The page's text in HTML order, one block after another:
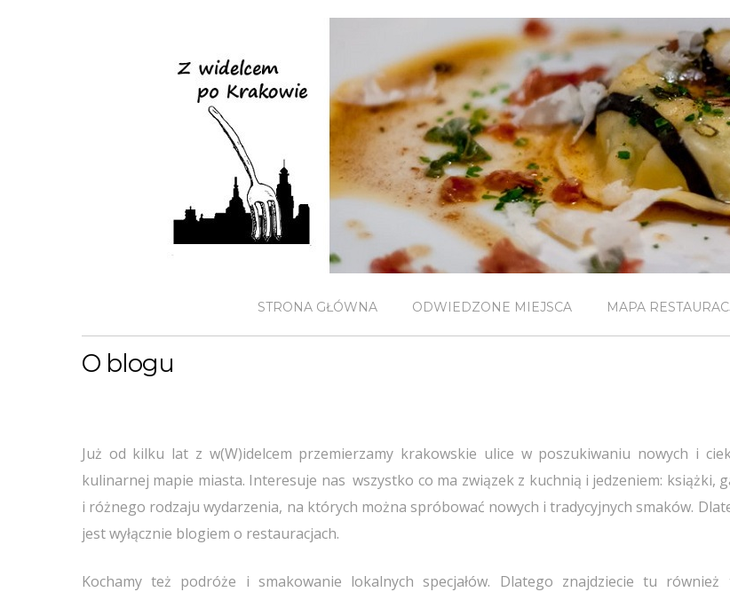
STRONA GŁÓWNA ODWIEDZONE MIEJSCA MAPA
O blogu
Już od kilku lat z w(W)idelcem przemierzamy krakowskie ulice w poszukiwaniu nowych i
kulinarnej mapie miasta. Interesuje nas wszystko co ma związek z kuchnią i jedzeniem: książki,
i różnego rodzaju wydarzenia, na których można spróbować nowych i tradycyjnych smaków.
jest wyłącznie blogiem o restauracjach.
Kochamy też podróże i smakowanie lokalnych specjałów. Dlatego znajdziecie tu